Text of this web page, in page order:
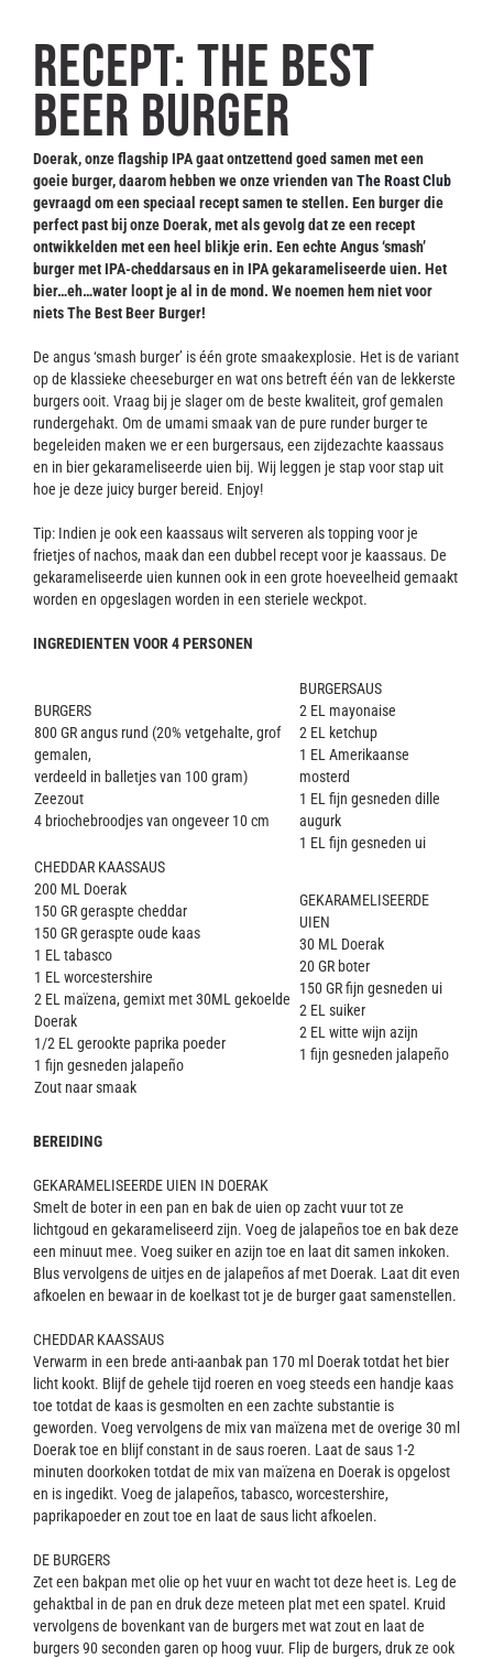
RECEPT: The best
beer burger
Doerak, onze flagship IPA gaat ontzettend goed samen met een
goeie burger, daarom hebben we onze vrienden vanThe Roast Club
gevraagd om een speciaal recept samen te stellen. Een burger die
perfect past bij onze Doerak, met als gevolg dat ze een recept
ontwikkelden met een heel blikje erin. Een echte Angus ‘smash’
burger met IPA-cheddarsaus en in IPA gekarameliseerde uien. Het
bier…eh…water loopt je al in de mond. We noemen hem niet voor
niets The Best Beer Burger!
De angus ‘smash burger’ is één grote smaakexplosie. Het is de variant
op de klassieke cheeseburger en wat ons betreft één van de lekkerste
burgers ooit. Vraag bij je slager om de beste kwaliteit, grof gemalen
rundergehakt. Om de umami smaak van de pure runder burger te
begeleiden maken we er een burgersaus, een zijdezachte kaassaus
en in bier gekarameliseerde uien bij. Wij leggen je stap voor stap uit
hoe je deze juicy burger bereid. Enjoy!
Tip: Indien je ook een kaassaus wilt serveren als topping voor je
frietjes of nachos, maak dan een dubbel recept voor je kaassaus. De
gekarameliseerde uien kunnen ook in een grote hoeveelheid gemaakt
worden en opgeslagen worden in een steriele weckpot.
INGREDIENTEN VOOR 4 PERSONEN
BURGERS
800 GR angus rund (20% vetgehalte, grof
gemalen,
verdeeld in balletjes van 100 gram)
Zeezout
4 briochebroodjes van ongeveer 10 cm
BURGERSAUS
2 EL mayonaise
2 EL ketchup
1 EL Amerikaanse
mosterd
1 EL fijn gesneden dille
augurk
1 EL fijn gesneden ui
CHEDDAR KAASSAUS
200 ML Doerak
150 GR geraspte cheddar
150 GR geraspte oude kaas
1 EL tabasco
1 EL worcestershire
2 EL maïzena, gemixt met 30ML gekoelde
Doerak
1/2 EL gerookte paprika poeder
1 fijn gesneden jalapeño
Zout naar smaak
GEKARAMELISEERDE
UIEN
30 ML Doerak
20 GR boter
150 GR fijn gesneden ui
2 EL suiker
2 EL witte wijn azijn
1 fijn gesneden jalapeño
BEREIDING
GEKARAMELISEERDE UIEN IN DOERAK
Smelt de boter in een pan en bak de uien op zacht vuur tot ze
lichtgoud en gekarameliseerd zijn. Voeg de jalapeños toe en bak deze
een minuut mee. Voeg suiker en azijn toe en laat dit samen inkoken.
Blus vervolgens de uitjes en de jalapeños af met Doerak. Laat dit even
afkoelen en bewaar in de koelkast tot je de burger gaat samenstellen.
CHEDDAR KAASSAUS
Verwarm in een brede anti-aanbak pan 170 ml Doerak totdat het bier
licht kookt. Blijf de gehele tijd roeren en voeg steeds een handje kaas
toe totdat de kaas is gesmolten en een zachte substantie is
geworden. Voeg vervolgens de mix van maïzena met de overige 30 ml
Doerak toe en blijf constant in de saus roeren. Laat de saus 1-2
minuten doorkoken totdat de mix van maïzena en Doerak is opgelost
en is ingedikt. Voeg de jalapeños, tabasco, worcestershire,
paprikapoeder en zout toe en laat de saus licht afkoelen.
DE BURGERS
Zet een bakpan met olie op het vuur en wacht tot deze heet is. Leg de
gehaktbal in de pan en druk deze meteen plat met een spatel. Kruid
vervolgens de bovenkant van de burgers met wat zout en laat de
burgers 90 seconden garen op hoog vuur. Flip de burgers, druk ze ook